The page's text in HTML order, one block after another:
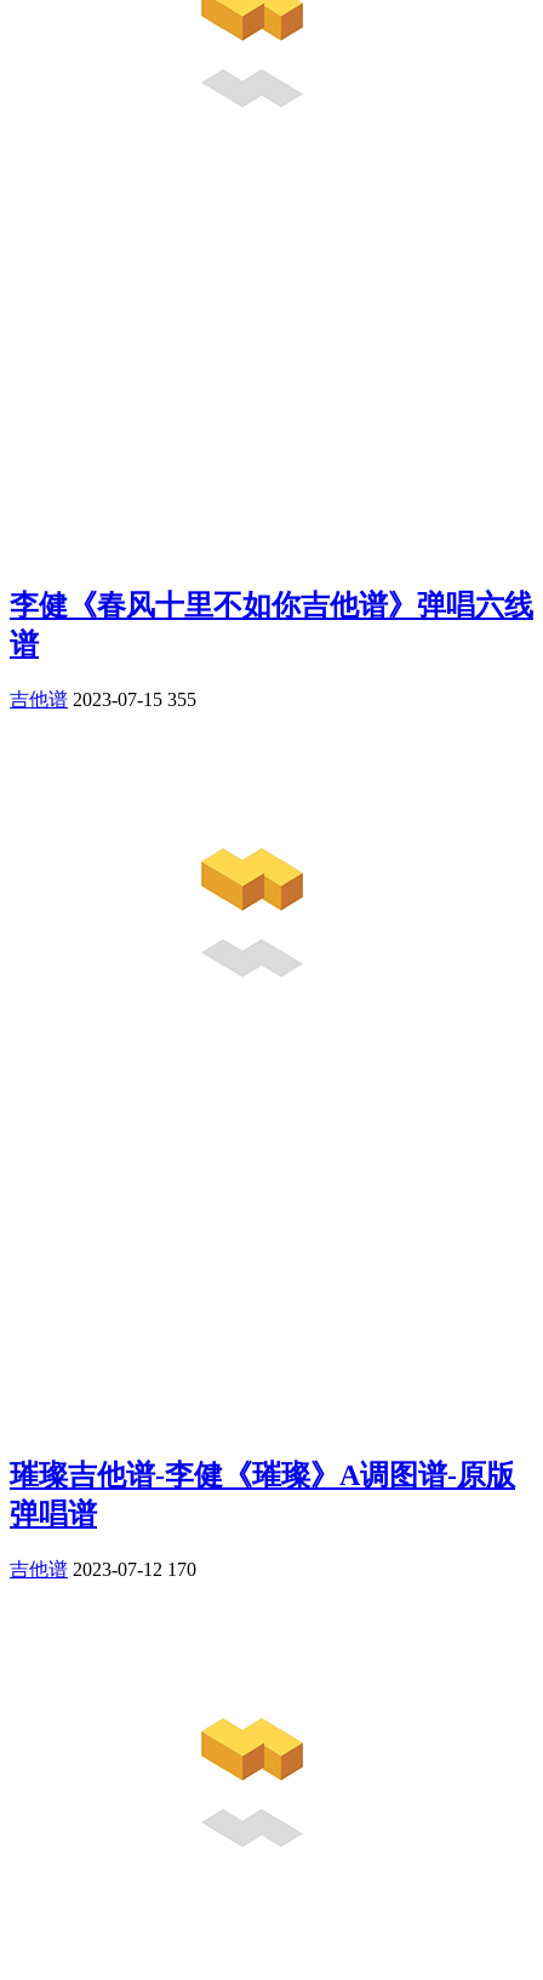
李健《春风十里不如你吉他谱》弹唱六线
谱
吉他谱 2023-07-15 355
璀璨吉他谱-李健《璀璨》A调图谱-原版
弹唱谱
吉他谱 2023-07-12 170